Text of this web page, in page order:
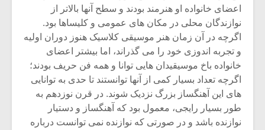
اعضاى خانواده او هنرمند بودند و سطح آنها بالاتر از
نوازندگان محلى در مکان هاى عمومى و کلیساها بود.
اگرچه در آن زمان هنر موسیقى کلاسیک هنوز دوران اولیه
و تجربه اندوزى خود را مى گذراند، اما بیشتر اعضاى
خانواده باخ موسیقیدان هایى توانا و همه فن حریف بودند؛
اگرچه تعداد بسیار کمى از آنها توانستند تا حدى به توانایى
هاى این آهنگساز بزرگ نزدیک شوند. در قرن نوزدهم به
طور بسیار رایجى، معمول بود که آهنگساز و دستیار
نوازنده باشد و در صورتى که نوازنده نمى توانست درباره